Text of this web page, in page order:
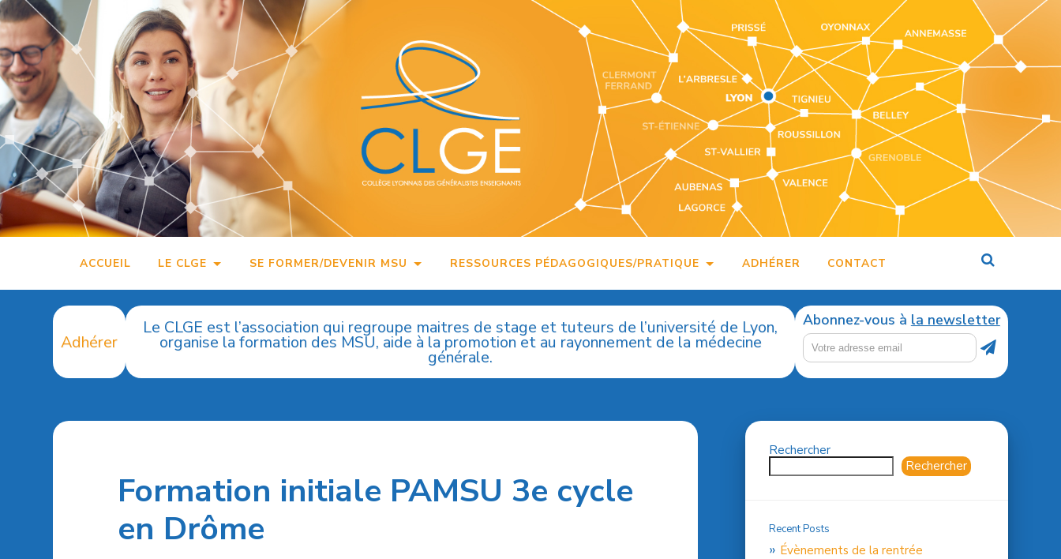
Accéder
au
contenu
principal
ACCUEIL LE CLGE SE FORMER/DEVENIR MSU RESSOURCES PÉDAGOGIQUES/PRATIQUE ADHÉRER CONTACT
Adhérer
Le CLGE est l’association qui regroupe maitres de stage et tuteurs de l’université de Lyon,
organise la formation des MSU, aide à la promotion et au rayonnement de la médecine
générale.
Abonnez-vous à la newsletter
Formation initiale PAMSU 3e cycle
en Drôme
Rechercher
Rechercher
Recent Posts
Évènements de la rentrée